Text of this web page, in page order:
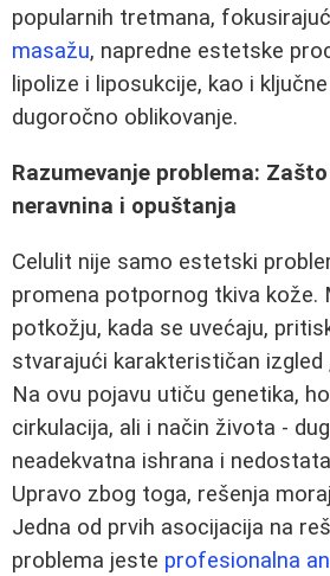
popularnih tretmana,
masažu, napredne estetske
lipolize i liposukcije, kao i
dugoročno oblikovanje.
Razumevanje problema:
neravnina i opuštanja
Celulit nije samo estetski
promena potpornog tkiva kože.
potkožju, kada se uvećaju,
stvarajući karakterističan izgled
Na ovu pojavu utiču genetika,
cirkulacija, ali i način života -
neadekvatna ishrana i
Upravo zbog toga, rešenja
Jedna od prvih asocijacija na
problema jeste profesionalna